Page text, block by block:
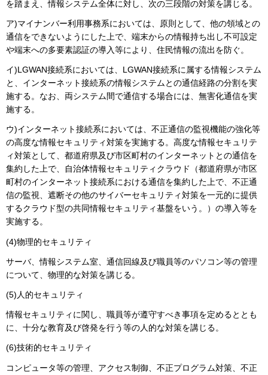
を踏まえ、情報システム全体に対し、次の三段階の対策を講じる。
ア)マイナンバー利用事務系においては、原則として、他の領域との
通信をできないようにした上で、端末からの情報持ち出し不可設定
や端末への多要素認証の導入等により、住民情報の流出を防ぐ。
イ)LGWAN接続系においては、LGWAN接続系に属する情報システム
と、インターネット接続系の情報システムとの通信経路の分割を実
施する。なお、両システム間で通信する場合には、無害化通信を実
施する。
ウ)インターネット接続系においては、不正通信の監視機能の強化等
の高度な情報セキュリティ対策を実施する。高度な情報セキュリテ
ィ対策として、都道府県及び市区町村のインターネットとの通信を
集約した上で、自治体情報セキュリティクラウド（都道府県が市区
町村のインターネット接続系における通信を集約した上で、不正通
信の監視、遮断その他のサイバーセキュリティ対策を一元的に提供
するクラウド型の共同情報セキュリティ基盤をいう。）の導入等を
実施する。
(4)物理的セキュリティ
サーバ、情報システム室、通信回線及び職員等のパソコン等の管理
について、物理的な対策を講じる。
(5)人的セキュリティ
情報セキュリティに関し、職員等が遵守すべき事項を定めるととも
に、十分な教育及び啓発を行う等の人的な対策を講じる。
(6)技術的セキュリティ
コンピュータ等の管理、アクセス制御、不正プログラム対策、不正